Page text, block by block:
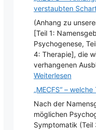
verstaubten
(Anhang zu
[Teil 1:
Psychogenese,
4: Therapie], die
verhangenen
Weiterlesen
„MECFS“ –
Nach der
möglichen
Symptomatik (Teil